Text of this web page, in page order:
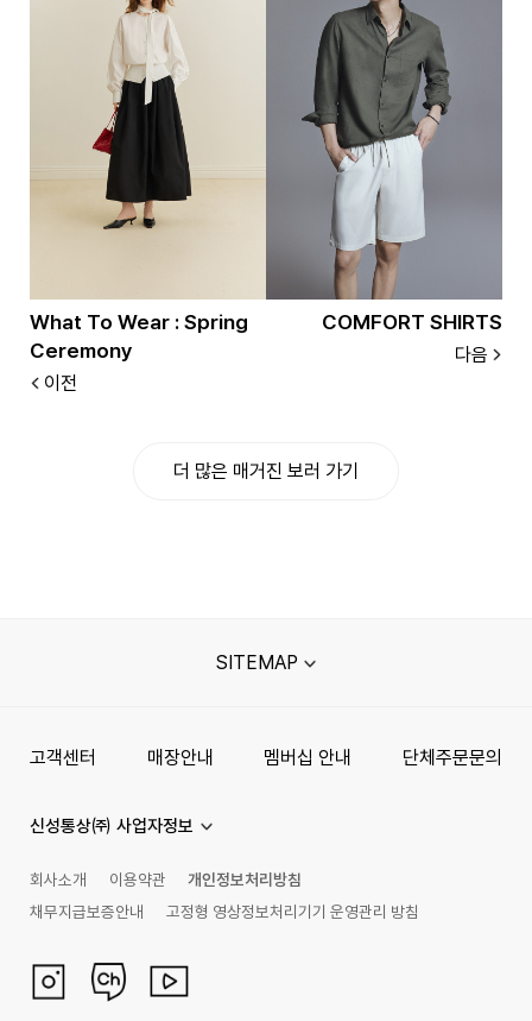
What To Wear : Spring
Ceremony
이전
COMFORT SHIRTS
다음
더 많은 매거진 보러 가기
SITEMAP
고객센터 매장안내 멤버십 안내 단체주문문의
신성통상㈜ 사업자정보
회사소개 이용약관
개인정보처리방침
채무지급보증안내
고정형 영상정보처리기기 운영관리 방침